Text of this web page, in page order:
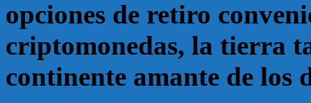
opciones de retiro
criptomonedas, la tierra
continente amante de los